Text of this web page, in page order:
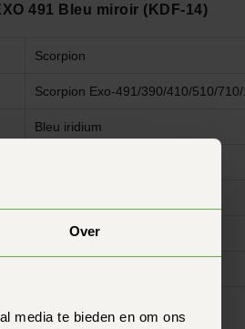
Over
media te bieden en om ons
491 Bleu miroir (KDF-14)
Scorpion
Scorpion Exo-491/390/410/510/
Bleu iridium